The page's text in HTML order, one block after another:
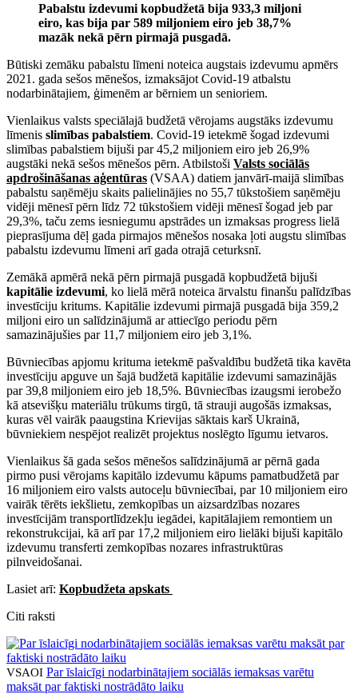
Pabalstu izdevumi kopbudžetā bija 933,3 miljoni
eiro, kas bija par 589 miljoniem eiro jeb 38,7%
mazāk nekā pērn pirmajā pusgadā.
Būtiski zemāku pabalstu līmeni noteica augstais izdevumu apmērs
2021. gada sešos mēnešos, izmaksājot Covid-19 atbalstu
nodarbinātajiem, ģimenēm ar bērniem un senioriem.
Vienlaikus valsts speciālajā budžetā vērojams augstāks izdevumu
līmenis slimības pabalstiem. Covid-19 ietekmē šogad izdevumi
slimības pabalstiem bijuši par 45,2 miljoniem eiro jeb 26,9%
augstāki nekā sešos mēnešos pērn. Atbilstoši Valsts sociālās
apdrošināšanas aģentūras (VSAA) datiem janvārī-maijā slimības
pabalstu saņēmēju skaits palielinājies no 55,7 tūkstošiem saņēmēju
vidēji mēnesī pērn līdz 72 tūkstošiem vidēji mēnesī šogad jeb par
29,3%, taču zems iesniegumu apstrādes un izmaksas progress lielā
pieprasījuma dēļ gada pirmajos mēnešos nosaka ļoti augstu slimības
pabalstu izdevumu līmeni arī gada otrajā ceturksnī.
Zemākā apmērā nekā pērn pirmajā pusgadā kopbudžetā bijuši
kapitālie izdevumi, ko lielā mērā noteica ārvalstu finanšu palīdzības
investīciju kritums. Kapitālie izdevumi pirmajā pusgadā bija 359,2
miljoni eiro un salīdzinājumā ar attiecīgo periodu pērn
samazinājušies par 11,7 miljoniem eiro jeb 3,1%.
Būvniecības apjomu krituma ietekmē pašvaldību budžetā tika kavēta
investīciju apguve un šajā budžetā kapitālie izdevumi samazinājās
par 39,8 miljoniem eiro jeb 18,5%. Būvniecības izaugsmi ierobežo
kā atsevišķu materiālu trūkums tirgū, tā strauji augošās izmaksas,
kuras vēl vairāk paaugstina Krievijas sāktais karš Ukrainā,
būvniekiem nespējot realizēt projektus noslēgto līgumu ietvaros.
Vienlaikus šā gada sešos mēnešos salīdzinājumā ar pērnā gada
pirmo pusi vērojams kapitālo izdevumu kāpums pamatbudžetā par
16 miljoniem eiro valsts autoceļu būvniecībai, par 10 miljoniem eiro
vairāk tērēts iekšlietu, zemkopības un aizsardzības nozares
investīcijām transportlīdzekļu iegādei, kapitālajiem remontiem un
rekonstrukcijai, kā arī par 17,2 miljoniem eiro lielāki bijuši kapitālo
izdevumu transferti zemkopības nozares infrastruktūras
pilnveidošanai.
Lasiet arī: Kopbudžeta apskats
Citi raksti
VSAOI Par īslaicīgi nodarbinātajiem sociālās iemaksas varētu
maksāt par faktiski nostrādāto laiku